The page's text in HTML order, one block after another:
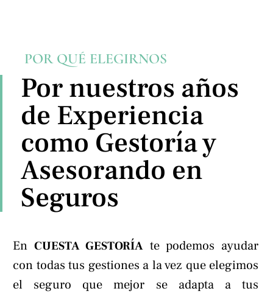
POR QUÉ ELEGIRNOS
Por nuestros años
de Experiencia
como Gestoría y
Asesorando en
Seguros
En CUESTA GESTORÍA te podemos ayudar
con todas tus gestiones a la vez que elegimos
el seguro que mejor se adapta a tus